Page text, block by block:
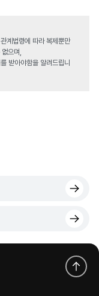
계법령에 따라 복제뿐만
으며,
받아야함을 알려드립니